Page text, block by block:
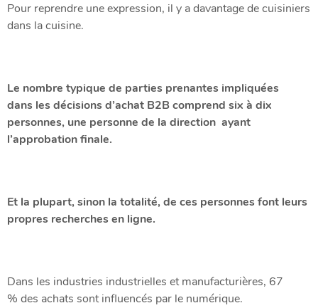
Pour reprendre une expression, il y a davantage de cuisiniers
dans la cuisine.
Le nombre typique de parties prenantes impliquées
dans les décisions d’achat B2B comprend six à dix
personnes, une personne de la direction ayant
l’approbation finale.
Et la plupart, sinon la totalité, de ces personnes font leurs
propres recherches en ligne.
Dans les industries industrielles et manufacturières, 67
% des achats sont influencés par le numérique.